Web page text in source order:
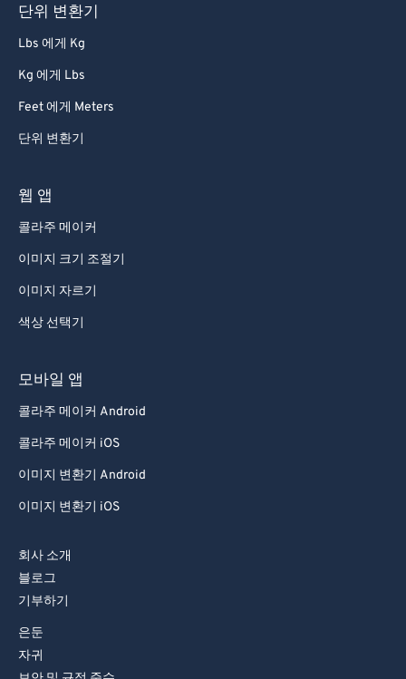
단위 변환기
Lbs 에게 Kg
Kg 에게 Lbs
Feet 에게 Meters
단위 변환기
웹 앱
콜라주 메이커
이미지 크기 조절기
이미지 자르기
색상 선택기
모바일 앱
콜라주 메이커 Android
콜라주 메이커 iOS
이미지 변환기 Android
이미지 변환기 iOS
회사 소개
블로그
기부하기
은둔
자귀